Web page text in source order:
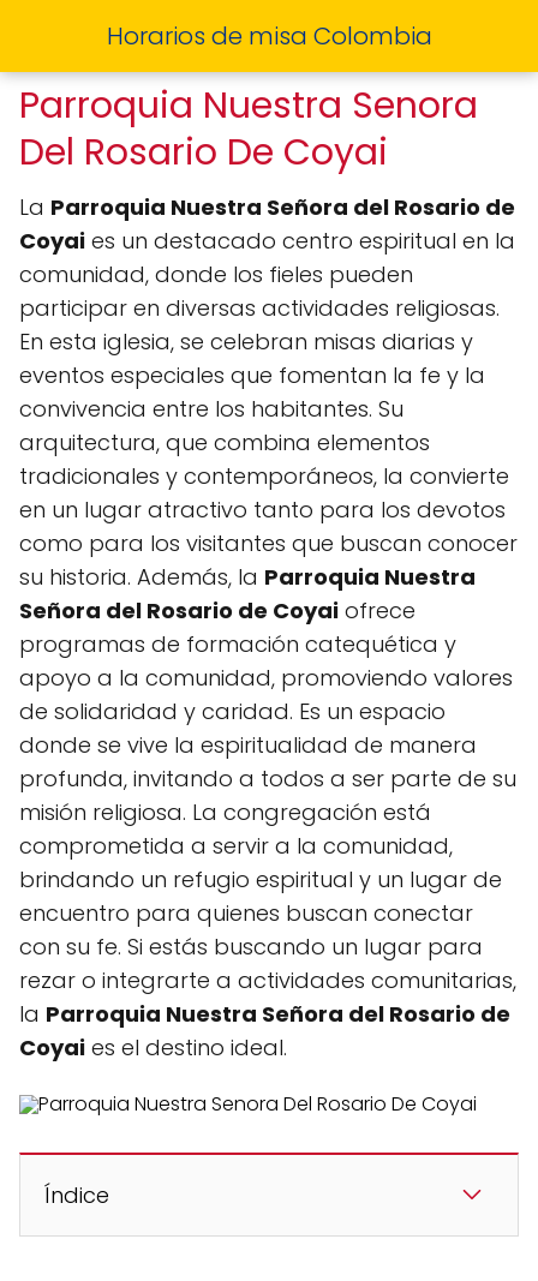
Horarios de misa Colombia
Parroquia Nuestra Senora
Del Rosario De Coyai
La Parroquia Nuestra Señora del Rosario de
Coyai es un destacado centro espiritual en la
comunidad, donde los fieles pueden
participar en diversas actividades religiosas.
En esta iglesia, se celebran misas diarias y
eventos especiales que fomentan la fe y la
convivencia entre los habitantes. Su
arquitectura, que combina elementos
tradicionales y contemporáneos, la convierte
en un lugar atractivo tanto para los devotos
como para los visitantes que buscan conocer
su historia. Además, la Parroquia Nuestra
Señora del Rosario de Coyai ofrece
programas de formación catequética y
apoyo a la comunidad, promoviendo valores
de solidaridad y caridad. Es un espacio
donde se vive la espiritualidad de manera
profunda, invitando a todos a ser parte de su
misión religiosa. La congregación está
comprometida a servir a la comunidad,
brindando un refugio espiritual y un lugar de
encuentro para quienes buscan conectar
con su fe. Si estás buscando un lugar para
rezar o integrarte a actividades comunitarias,
la Parroquia Nuestra Señora del Rosario de
Coyai es el destino ideal.
Índice